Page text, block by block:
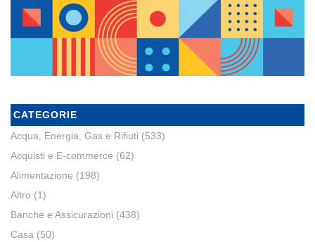
CATEGORIE
Acqua, Energia, Gas e Rifiuti (533)
Acquisti e E-commerce (62)
Alimentazione (198)
Altro (1)
Banche e Assicurazioni (438)
Casa (50)